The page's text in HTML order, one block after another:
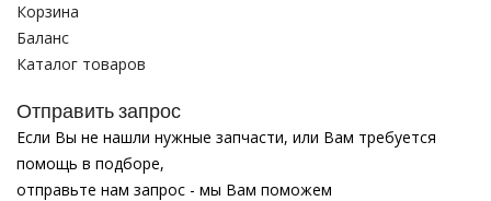
Корзина
Баланс
Каталог товаров
Отправить запрос
Если Вы не нашли нужные запчасти, или Вам требуется
помощь в подборе,
отправьте нам запрос - мы Вам поможем